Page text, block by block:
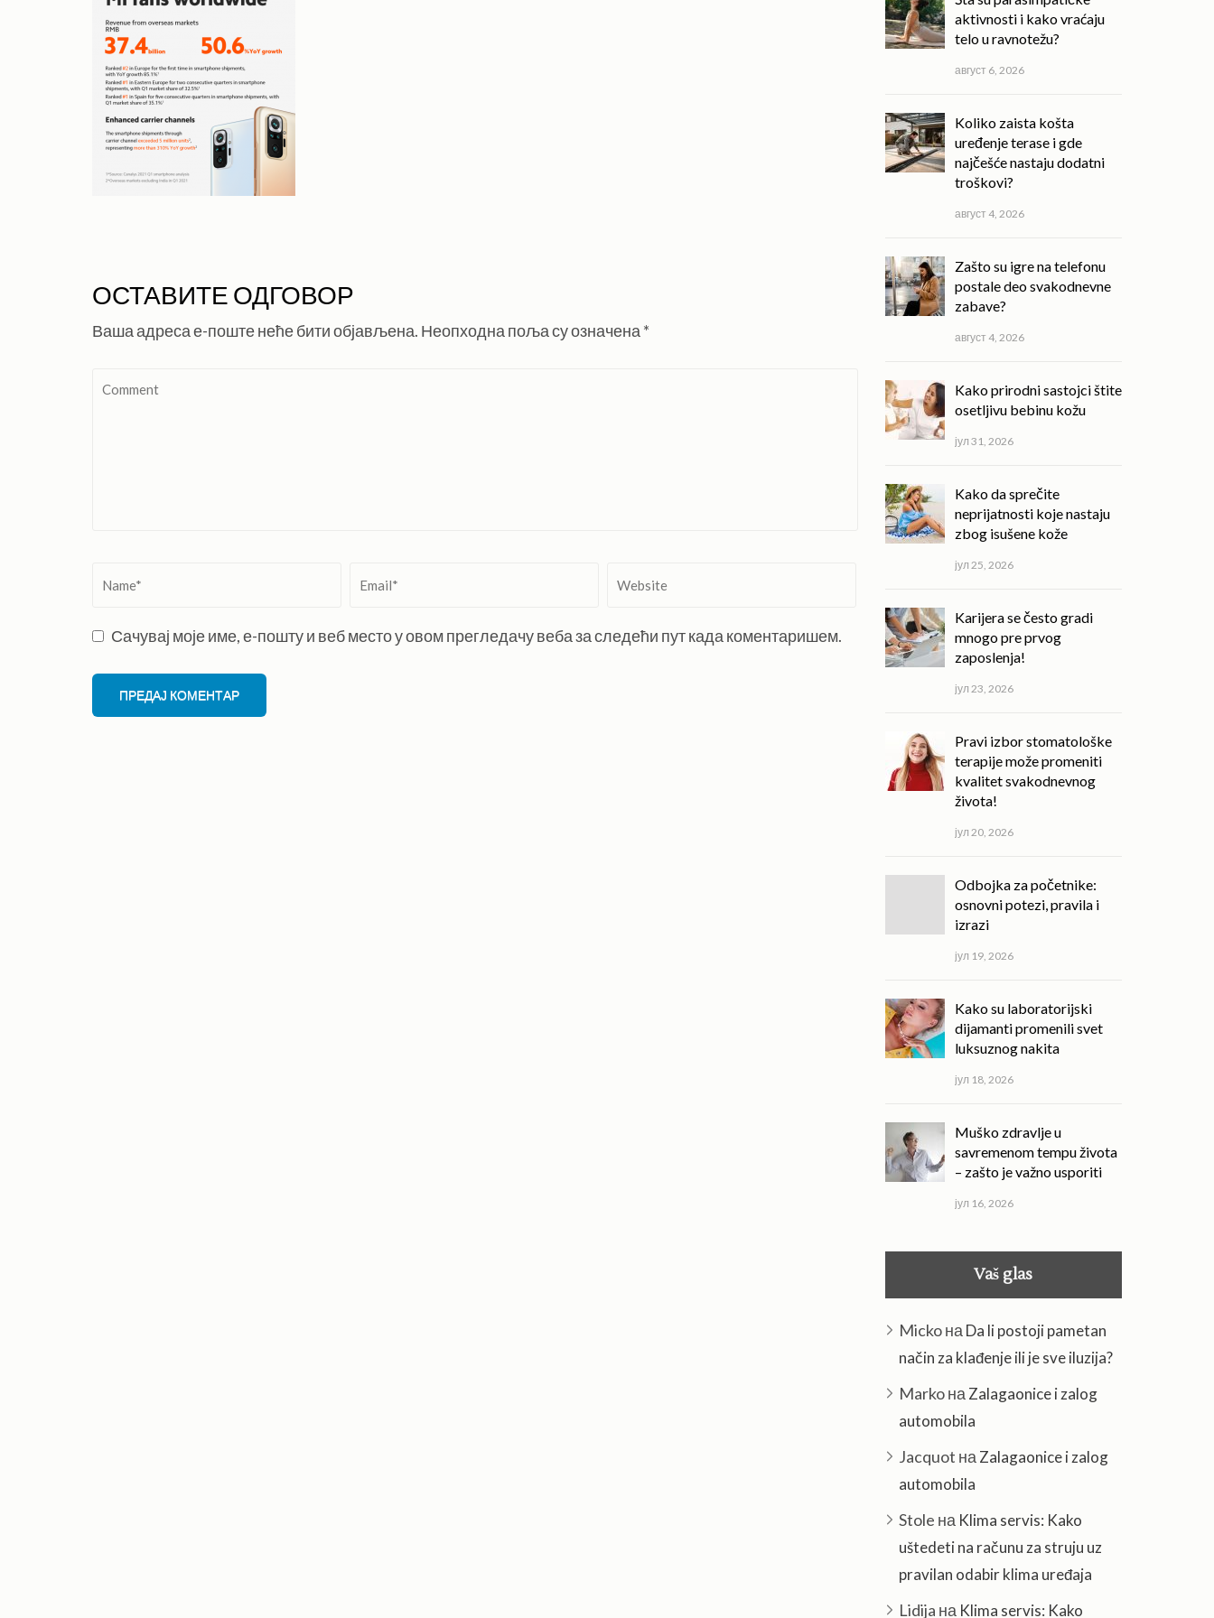
ОСТАВИТЕ ОДГОВОР
Ваша адреса е-поште неће бити објављена. Неопходна поља су означена *
Comment
Сачувај моје име, е-пошту и веб место у овом прегледачу веба за следећи пут када коментаришем.
aktivnosti i kako vraćaju
telo u ravnotežu?
август 6, 2026
Koliko zaista košta
uređenje terase i gde
najčešće nastaju dodatni
troškovi?
август 4, 2026
Zašto su igre na telefonu
postale deo svakodnevne
zabave?
август 4, 2026
Kako prirodni sastojci štite
osetljivu bebinu kožu
јул 31, 2026
Kako da sprečite
neprijatnosti koje nastaju
zbog isušene kože
јул 25, 2026
Karijera se često gradi
mnogo pre prvog
zaposlenja!
јул 23, 2026
Pravi izbor stomatološke
terapije može promeniti
kvalitet svakodnevnog
života!
јул 20, 2026
Odbojka za početnike:
osnovni potezi, pravila i
izrazi
јул 19, 2026
Kako su laboratorijski
dijamanti promenili svet
luksuznog nakita
јул 18, 2026
Muško zdravlje u
savremenom tempu života
– zašto je važno usporiti
јул 16, 2026
Vaš glas
Mickoна Da li postoji pametan
način za klađenje ili je sve iluzija?
Markoна Zalagaonice i zalog
automobila
Jacquot на Zalagaonice i zalog
automobila
Stole на Klima servis: Kako
uštedeti na računu za struju uz
pravilan odabir klima uređaja
Lidija на Klima servis: Kako